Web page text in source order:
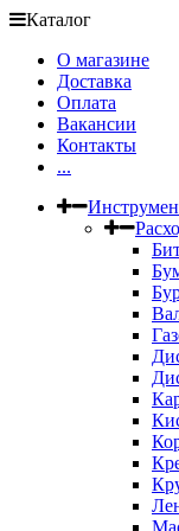
Каталог
О магазине
Доставка
Оплата
Вакансии
Контакты
...